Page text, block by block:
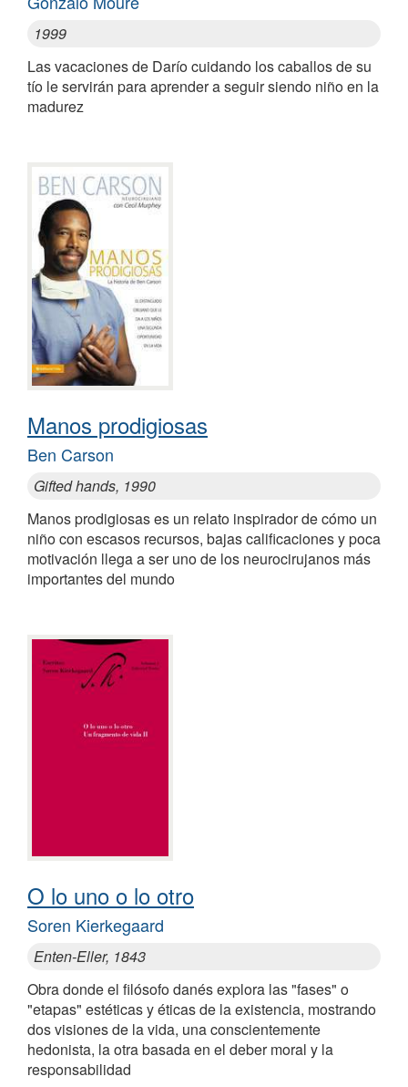
1999
Las vacaciones de Darío cuidando los caballos de su
tío le servirán para aprender a seguir siendo niño en la
madurez
Manos prodigiosas
Ben Carson
Gifted hands, 1990
Manos prodigiosas es un relato inspirador de cómo un
niño con escasos recursos, bajas calificaciones y poca
motivación llega a ser uno de los neurocirujanos más
importantes del mundo
O lo uno o lo otro
Soren Kierkegaard
Enten-Eller, 1843
Obra donde el filósofo danés explora las "fases" o
"etapas" estéticas y éticas de la existencia, mostrando
dos visiones de la vida, una conscientemente
hedonista, la otra basada en el deber moral y la
responsabilidad